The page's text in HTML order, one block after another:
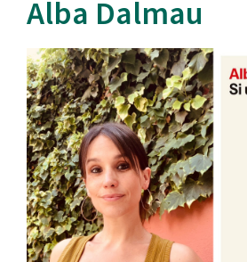
Alba Dalmau